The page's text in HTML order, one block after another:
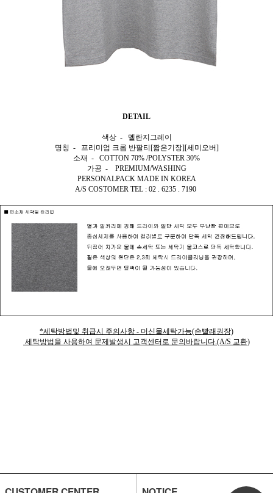
DETAIL
색상 - 멜란지그레이
명칭 - 프리미엄 크롭 반팔티[짧은기장][세미오버]
소재 - COTTON 70% /POLYSTER 30%
가공 - PREMIUM/WASHING
PERSONALPACK MADE IN KOREA
A/S COSTOMER TEL : 02 . 6235 . 7190
*세탁방법및 취급시 주의사항 - 머신물세탁가능(손빨래권장)
세탁방법을 사용하여 문제발생시 고객센터로 문의바랍니다.(A/S 교환)